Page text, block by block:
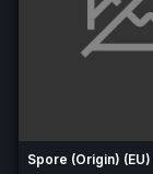
Spore (Origin) (EU)